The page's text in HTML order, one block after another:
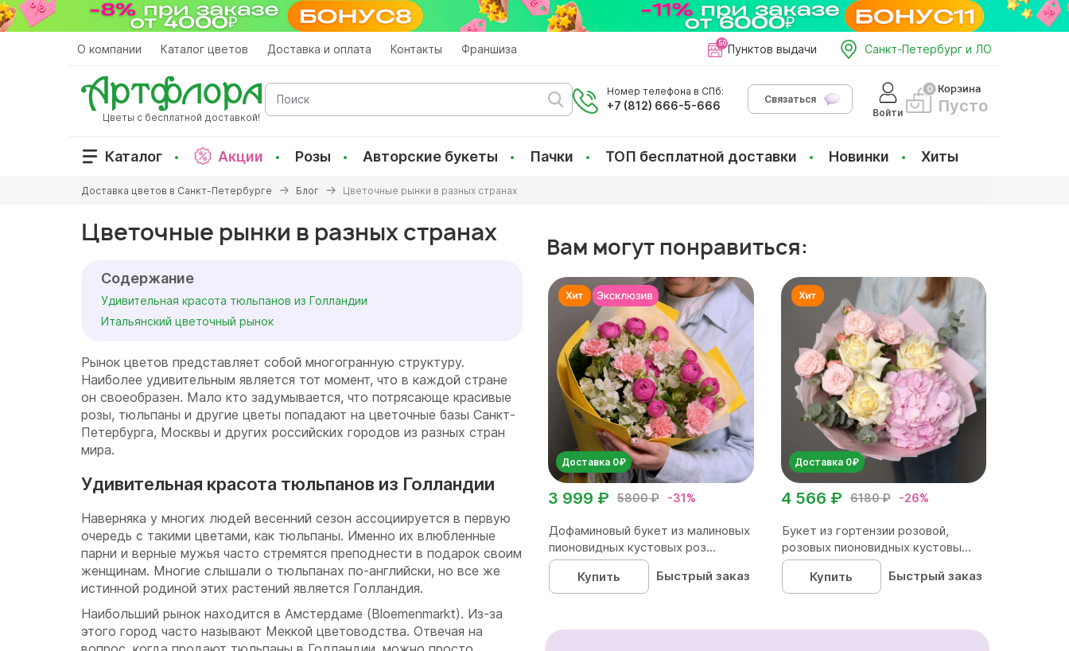
Перейти
к
О компании Каталог цветов Доставка и оплата Контакты Франшиза Пунктов выдачи Санкт-Петербург и ЛО
Цветы с бесплатной доставкой!
Поиск
Номер телефона в СПб:
+7 (812) 666-5-666
Связаться
Войти
Корзина
Пусто
Каталог Акции Розы Авторские букеты Пачки ТОП бесплатной доставки Новинки Хиты
здесь
Доставка цветов в Санкт-Петербурге Блог Цветочные рынки в разных странах
Цветочные рынки в разных странах
Содержание
Удивительная красота тюльпанов из Голландии
Итальянский цветочный рынок
Рынок цветов представляет собой многогранную структуру.
Наиболее удивительным является тот момент, что в каждой стране
он своеобразен. Мало кто задумывается, что потрясающе красивые
розы, тюльпаны и другие цветы попадают на цветочные базы Санкт-
Петербурга, Москвы и других российских городов из разных стран
мира.
Удивительная красота тюльпанов из Голландии
Наверняка у многих людей весенний сезон ассоциируется в первую
очередь с такими цветами, как тюльпаны. Именно их влюбленные
парни и верные мужья часто стремятся преподнести в подарок своим
женщинам. Многие слышали о тюльпанах по-английски, но все же
истинной родиной этих растений является Голландия.
Наибольший рынок находится в Амстердаме (Bloemenmarkt). Из-за
этого город часто называют Меккой цветоводства. Отвечая на
Вам могут понравиться:
Доставка 0₽
5800 ₽ -31%
3 999 ₽
Дофаминовый букет из малиновых
пионовидных кустовых роз...
Купить
Быстрый заказ
Доставка 0₽
6180 ₽ -26%
4 566 ₽
Букет из гортензии розовой,
розовых пионовидных кустовы...
Купить
Быстрый заказ